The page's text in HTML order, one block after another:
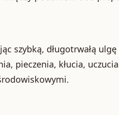
szybką, długotrwałą
pieczenia, kłucia,